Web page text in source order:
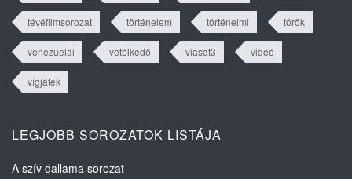
tévéfilmsorozat történelem történelmi török
venezuelai vetélkedő viasat3 videó
vígjáték
LEGJOBB SOROZATOK LISTÁJA
A szív dallama sorozat